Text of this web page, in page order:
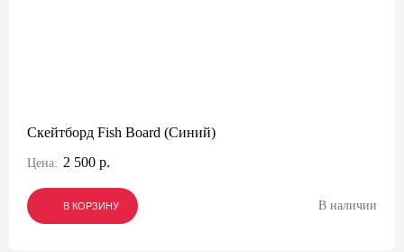
Скейтборд Fish Board (Синий)
Цена: 2 500 р.
В КОРЗИНУ
В КОРЗИНУ
В КОРЗИНУ В наличии